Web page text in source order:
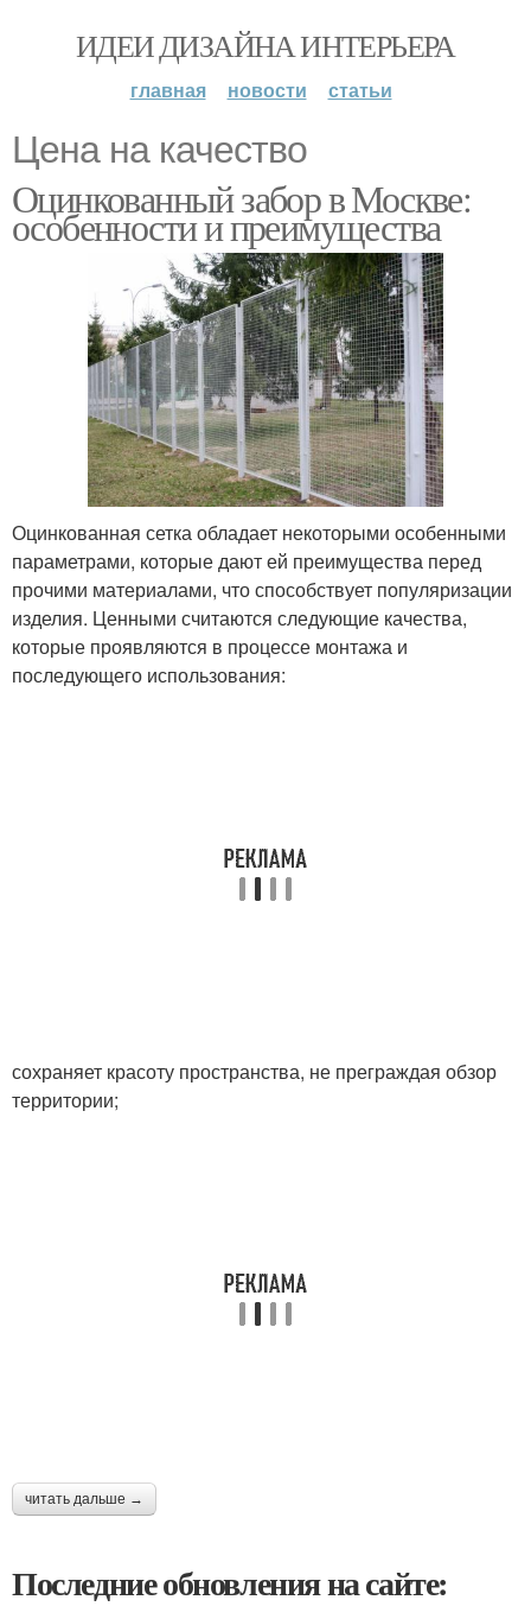
ИДЕИ ДИЗАЙНА ИНТЕРЬЕРА
главная новости статьи
Цена на качество
Оцинкованный забор в Москве:
особенности и преимущества
Оцинкованная сетка обладает некоторыми особенными
параметрами, которые дают ей преимущества перед
прочими материалами, что способствует популяризации
изделия. Ценными считаются следующие качества,
которые проявляются в процессе монтажа и
последующего использования:
сохраняет красоту пространства, не преграждая обзор
территории;
читать дальше →
Последние обновления на сайте: